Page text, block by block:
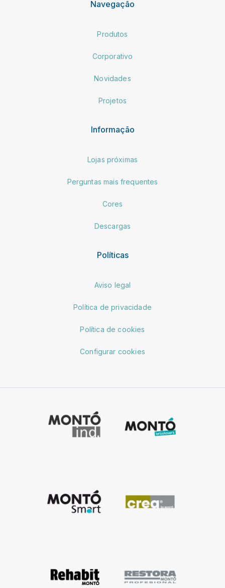
Navegação
Produtos
Corporativo
Novidades
Projetos
Informação
Lojas próximas
Perguntas mais frequentes
Cores
Descargas
Políticas
Aviso legal
Política de privacidade
Política de cookies
Configurar cookies